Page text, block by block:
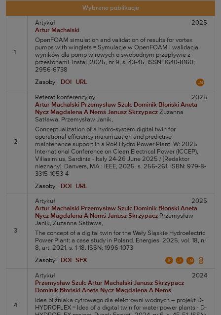
Wybrane publikacje
1
Artykuł
2025
Artur Machalski
OpenFOAM simulation and validation of results for vortex
pumps with winglets = Symulacje w OpenFOAM i walidacja
wyników dla pomp wirowych o swobodnym przepływie z
przesłonami. Instal. 2025, nr 9, s. 43-45. ISSN: 1640-8160;
2956-6738
Zasoby:
DOI URL
2
Referat konferencyjny
2025
Artur Machalski Przemysław Szulc Dominik Błoński Aneta
Nycz Magdalena A Nemś Janusz Skrzypacz Zuzanna
Satława, Przemysław Janik,
Conceptualization of a hydro-system digital twin for
operational efficiency maximization and predictive
maintenance support in a RoR Hydro Power Plant. W: 2025
International Conference on Clean Electrical Power (ICCEP),
Villasimius, Sardinia - Italy 24-26 June 2025 / [Redaktor
nieznany]. Danvers, MA : IEEE, 2025. s. 256-261. ISBN: 979-8-
3315-1053-4
Zasoby:
DOI URL
3
Artykuł
2025
Artur Machalski Przemysław Szulc Dominik Błoński Aneta
Nycz Magdalena A Nemś Janusz Skrzypacz Przemysław
Janik, Zuzanna Satława,
The concept of a digital twin for the Wały Śląskie Hydroelectric
Power Plant: a case study in Poland. Energies. 2025, vol. 18, nr
8, art. 2021, s. 1-18. ISSN: 1996-1073
Zasoby:
DOI SFX
4
Artykuł
2024
Przemysław Szulc Artur Machalski Janusz Skrzypacz
Dominik Błoński Aneta Nycz Magdalena A Nemś
Idea bliźniaka cyfrowego dla elektrowni wodnych – projekt D-
HYDROFLEX = Idea of a digital twin for water power plants - D-